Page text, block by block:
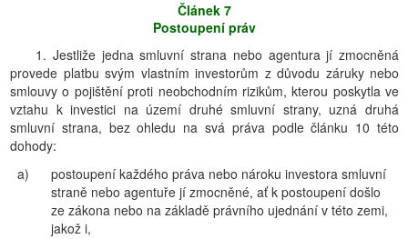
Článek 7
Postoupení práv
1. Jestliže jedna smluvní strana nebo agentura jí zmocněná
provede platbu svým vlastním investorům z důvodu záruky nebo
smlouvy o pojištění proti neobchodním rizikům, kterou poskytla ve
vztahu k investici na území druhé smluvní strany, uzná druhá
smluvní strana, bez ohledu na svá práva podle článku 10 této
dohody:
a)
postoupení každého práva nebo nároku investora smluvní
straně nebo agentuře jí zmocněné, ať k postoupení došlo
ze zákona nebo na základě právního ujednání v této zemi,
jakož i,